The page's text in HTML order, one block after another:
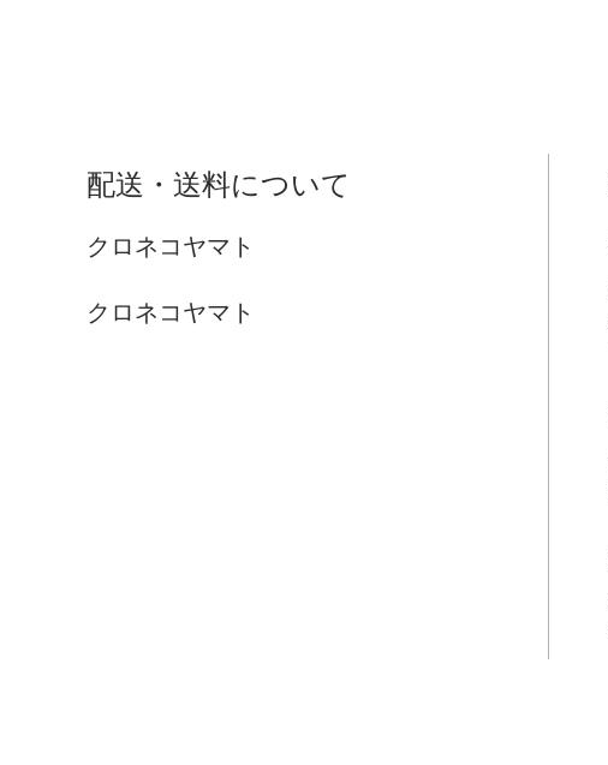
配送・送料について
クロネコヤマト
クロネコヤマト